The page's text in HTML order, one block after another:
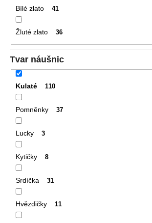
Bílé zlato 41
Žluté zlato 36
Tvar náušnic
Kulaté 110
Pomněnky 37
Lucky 3
Kytičky 8
Srdíčka 31
Hvězdičky 11